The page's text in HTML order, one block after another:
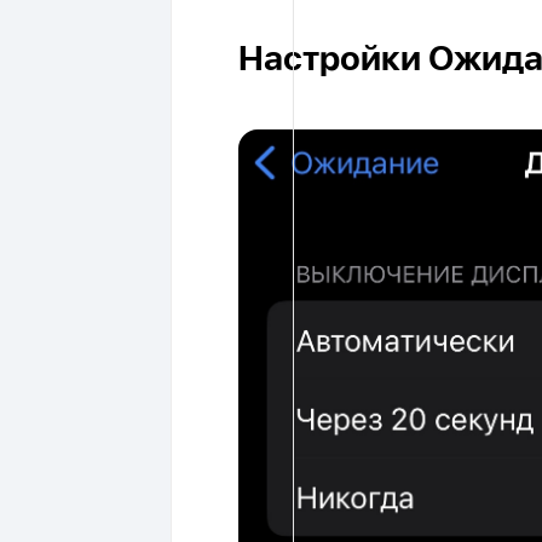
Настройки